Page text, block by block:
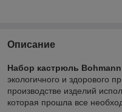
Описание
Набор кастрюль Bohmann
экологичного и здорового
производстве изделий
которая прошла все